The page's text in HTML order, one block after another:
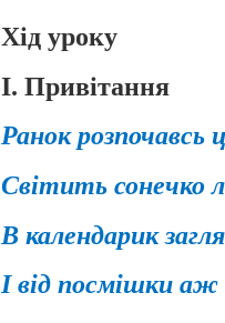
Хід уроку
І. Привітання
Ранок розпочавсь
Світить сонечко
В календарик
І від посмішки аж